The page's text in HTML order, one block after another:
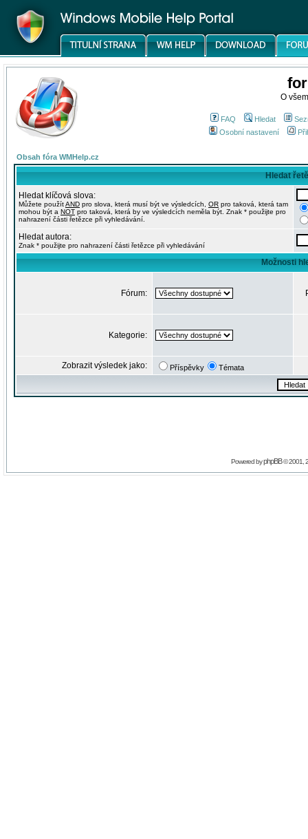
O
FAQ Hledat
Osobní nastavení
Obsah fóra WMHelp.cz
Hledat
Hledat klíčová slova:
Můžete použítAND pro slova, která musí být ve výsledcích, OR pro taková, která tam
mohou být a NOT pro taková, která by ve výsledcích neměla být. Znak * použijte pro
nahrazení části řetězce při vyhledávání.
Hledat autora:
Znak * použijte pro nahrazení části řetězce při vyhledávání
Možnosti
Fórum:
Kategorie:
Zobrazit výsledek jako: Příspěvky Témata
Powered byphpBB© 2001,